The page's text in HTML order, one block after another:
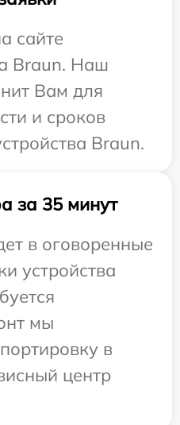
сайте
Braun. Наш
Вам для
и сроков
Braun.
за 35 минут
в оговоренные
устройства
мы
в
центр